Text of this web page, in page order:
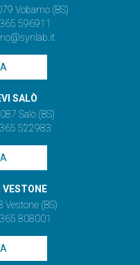
Vobarno (BS)
596911
SALÒ
Salò (BS)
522983
VESTONE
Vestone (BS)
808001